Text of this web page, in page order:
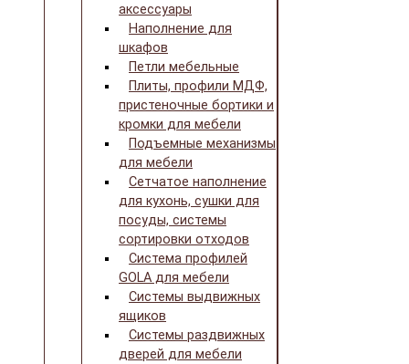
аксессуары
Наполнение для
шкафов
Петли мебельные
Плиты, профили МДФ,
пристеночные бортики и
кромки для мебели
Подъемные механизмы
для мебели
Сетчатое наполнение
для кухонь, сушки для
посуды, системы
сортировки отходов
Система профилей
GOLA для мебели
Системы выдвижных
ящиков
Системы раздвижных
дверей для мебели